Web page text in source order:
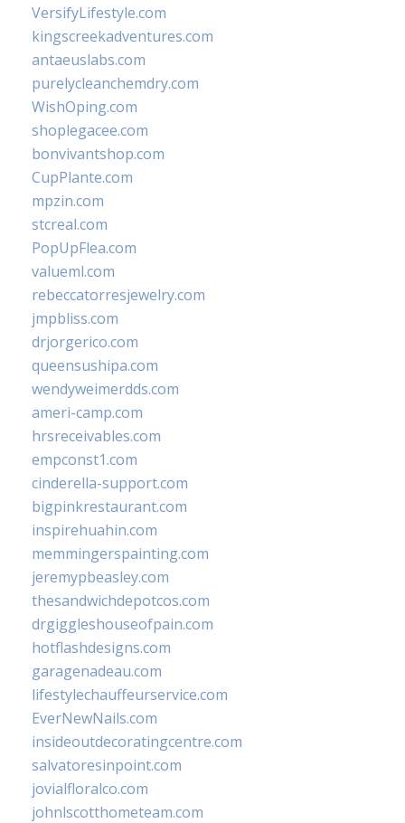
VersifyLifestyle.com
kingscreekadventures.com
antaeuslabs.com
purelycleanchemdry.com
WishOping.com
shoplegacee.com
bonvivantshop.com
CupPlante.com
mpzin.com
stcreal.com
PopUpFlea.com
valueml.com
rebeccatorresjewelry.com
jmpbliss.com
drjorgerico.com
queensushipa.com
wendyweimerdds.com
ameri-camp.com
hrsreceivables.com
empconst1.com
cinderella-support.com
bigpinkrestaurant.com
inspirehuahin.com
memmingerspainting.com
jeremypbeasley.com
thesandwichdepotcos.com
drgiggleshouseofpain.com
hotflashdesigns.com
garagenadeau.com
lifestylechauffeurservice.com
EverNewNails.com
insideoutdecoratingcentre.com
salvatoresinpoint.com
jovialfloralco.com
johnlscotthometeam.com